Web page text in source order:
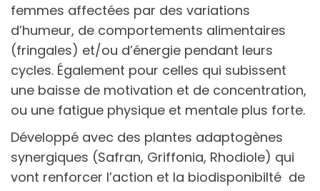
femmes affectées par des variations
d’humeur, de comportements alimentaires
(fringales) et/ou d’énergie pendant leurs
cycles. Également pour celles qui subissent
une baisse de motivation et de concentration,
ou une fatigue physique et mentale plus forte.
Développé avec des plantes adaptogènes
synergiques (Safran, Griffonia, Rhodiole) qui
vont renforcer l’action et la biodisponibilté de